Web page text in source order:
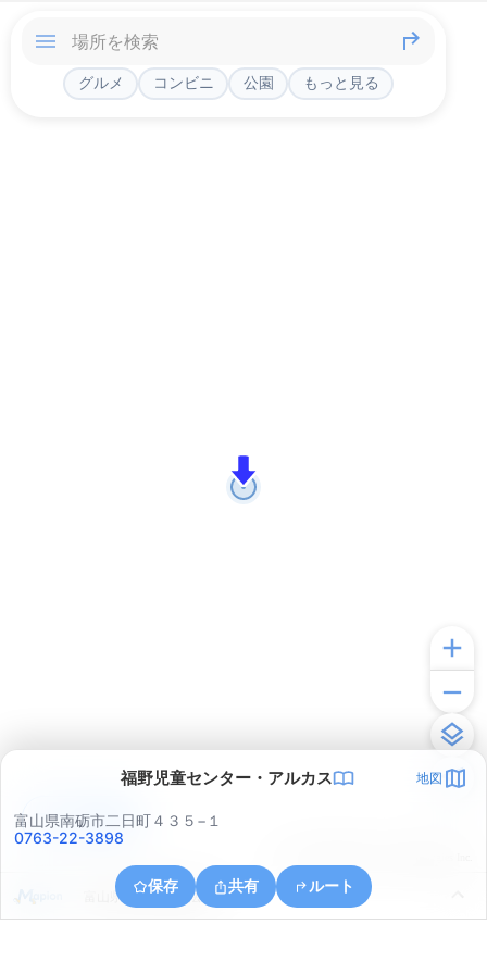
グルメ コンビニ 公園 もっと見る
福野児童センター・アルカス 地図
富山県南砺市二日町４３５−１
0763-22-3898
保存 共有 ルート
富山県小矢部市興法寺
アプリで見る